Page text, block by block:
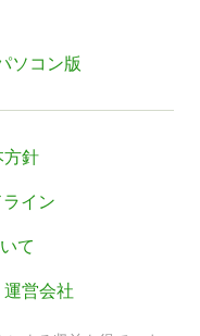
ソコン版
方針
イン
て
運営会社